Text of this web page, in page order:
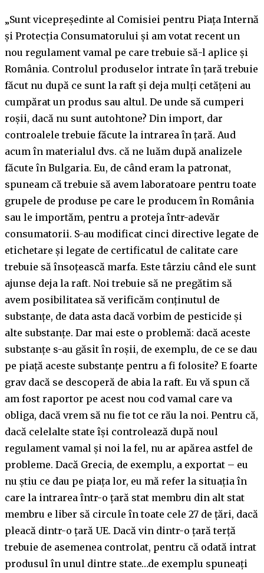
„Sunt vicepreședinte al Comisiei pentru Piața Internă
și Protecția Consumatorului și am votat recent un
nou regulament vamal pe care trebuie să-l aplice și
România. Controlul produselor intrate în țară trebuie
făcut nu după ce sunt la raft și deja mulți cetățeni au
cumpărat un produs sau altul. De unde să cumperi
roșii, dacă nu sunt autohtone? Din import, dar
controalele trebuie făcute la intrarea în țară. Aud
acum în materialul dvs. că ne luăm după analizele
făcute în Bulgaria. Eu, de când eram la patronat,
spuneam că trebuie să avem laboratoare pentru toate
grupele de produse pe care le producem în România
sau le importăm, pentru a proteja într-adevăr
consumatorii. S-au modificat cinci directive legate de
etichetare și legate de certificatul de calitate care
trebuie să însoțească marfa. Este târziu când ele sunt
ajunse deja la raft. Noi trebuie să ne pregătim să
avem posibilitatea să verificăm conținutul de
substanțe, de data asta dacă vorbim de pesticide și
alte substanțe. Dar mai este o problemă: dacă aceste
substanțe s-au găsit în roșii, de exemplu, de ce se dau
pe piață aceste substanțe pentru a fi folosite? E foarte
grav dacă se descoperă de abia la raft. Eu vă spun că
am fost raportor pe acest nou cod vamal care va
obliga, dacă vrem să nu fie tot ce rău la noi. Pentru că,
dacă celelalte state își controlează după noul
regulament vamal și noi la fel, nu ar apărea astfel de
probleme. Dacă Grecia, de exemplu, a exportat – eu
nu știu ce dau pe piața lor, eu mă refer la situația în
care la intrarea într-o țară stat membru din alt stat
membru e liber să circule în toate cele 27 de țări, dacă
pleacă dintr-o țară UE. Dacă vin dintr-o țară terță
trebuie de asemenea controlat, pentru că odată intrat
produsul în unul dintre state…de exemplu spuneați